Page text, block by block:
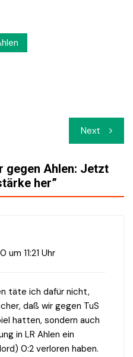
Next
gegen Ahlen: Jetzt
her”
um 11:21 Uhr
täte ich dafür nicht,
daß wir gegen TuS
hatten, sondern auch
in LR Ahlen ein
0:2 verloren haben.